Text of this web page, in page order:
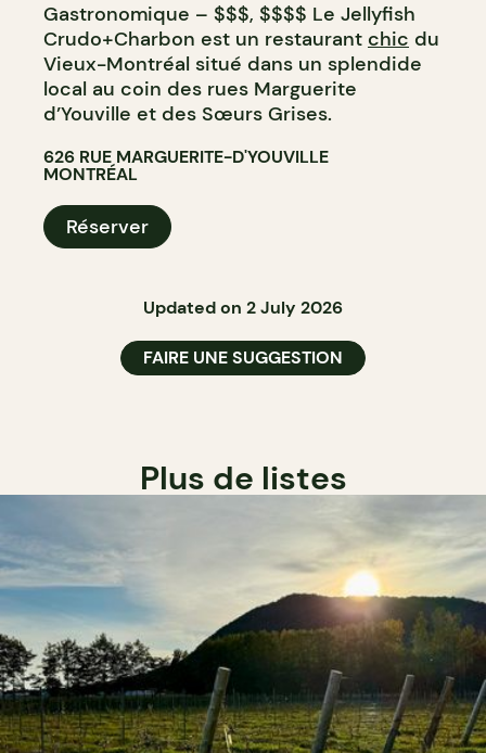
Gastronomique – $$$, $$$$ Le Jellyfish
Crudo+Charbon est un restaurant chic du
Vieux-Montréal situé dans un splendide
local au coin des rues Marguerite
d’Youville et des Sœurs Grises.
626 RUE MARGUERITE-D'YOUVILLE
MONTRÉAL
Réserver
Updated on 2 July 2026
FAIRE UNE SUGGESTION
Plus de listes